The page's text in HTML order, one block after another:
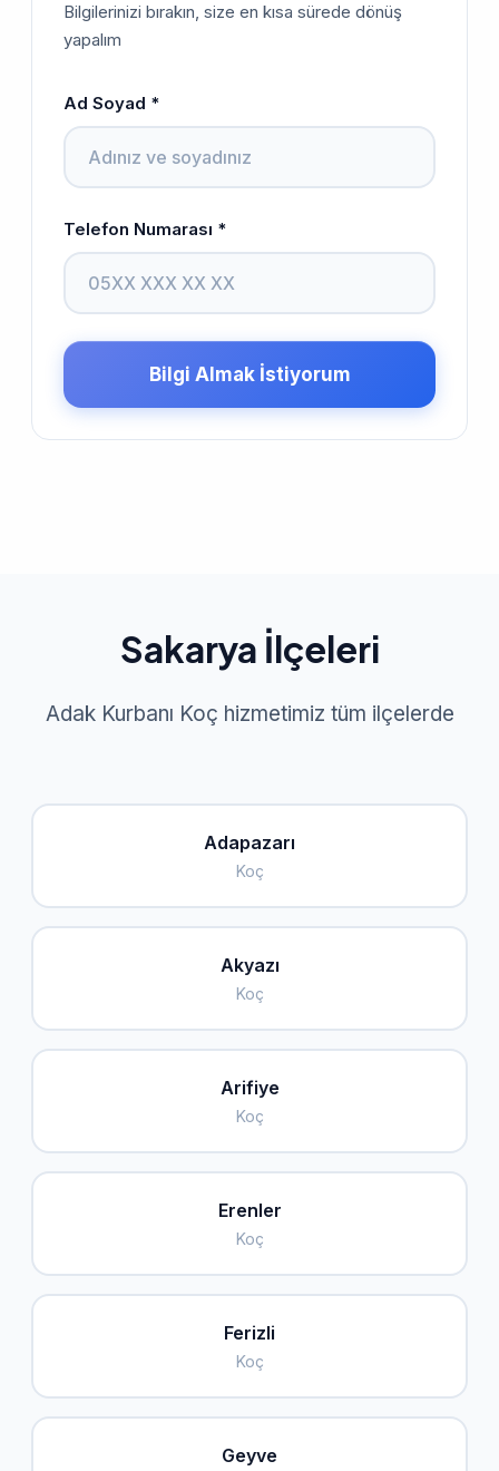
Bilgilerinizi bırakın, size en kısa sürede dönüş
yapalım
Ad Soyad *
Telefon Numarası *
Bilgi Almak İstiyorum
Sakarya İlçeleri
Adak Kurbanı Koç hizmetimiz tüm ilçelerde
Adapazarı
Koç
Akyazı
Koç
Arifiye
Koç
Erenler
Koç
Ferizli
Koç
Geyve